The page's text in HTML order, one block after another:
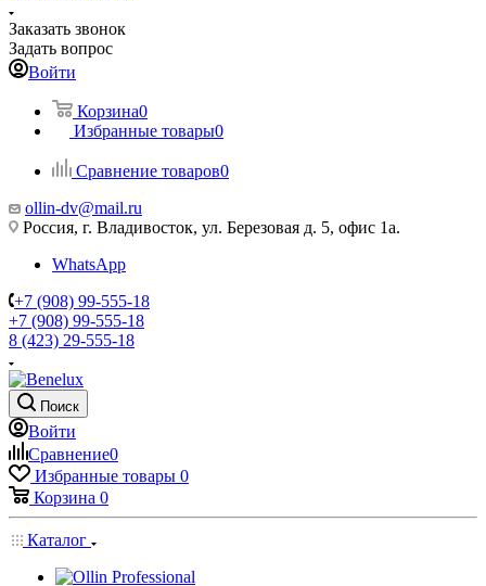
Заказать звонок
Задать вопрос
Войти
Корзина0
Избранные товары0
Сравнение товаров0
ollin-dv@mail.ru
Россия, г. Владивосток, ул. Березовая д. 5, офис 1а.
WhatsApp
+7 (908) 99-555-18
+7 (908) 99-555-18
8 (423) 29-555-18
Поиск
Войти
Сравнение0
Избранные товары 0
Корзина 0
Каталог